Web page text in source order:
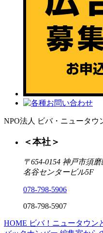
NPO法人 ビバ・ニュータウ
＜本社＞
〒654-0154 神戸市須
名谷センタービル5F
078-798-5906
078-798-5907
HOME ビバ！ニュータウン